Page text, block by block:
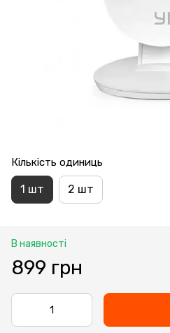
Кількість одиниць
1 шт 2 шт
В наявності
899 грн